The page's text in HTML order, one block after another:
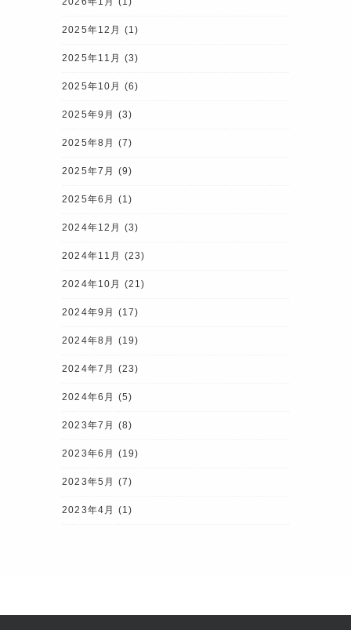
2025年12月 (1)
2025年11月 (3)
2025年10月 (6)
2025年9月 (3)
2025年8月 (7)
2025年7月 (9)
2025年6月 (1)
2024年12月 (3)
2024年11月 (23)
2024年10月 (21)
2024年9月 (17)
2024年8月 (19)
2024年7月 (23)
2024年6月 (5)
2023年7月 (8)
2023年6月 (19)
2023年5月 (7)
2023年4月 (1)